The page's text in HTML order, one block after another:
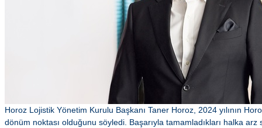
Horoz Lojistik Yönetim Kurulu Başkanı Taner Horoz, 2024 yılının
dönüm noktası olduğunu söyledi. Başarıyla tamamladıkları halka